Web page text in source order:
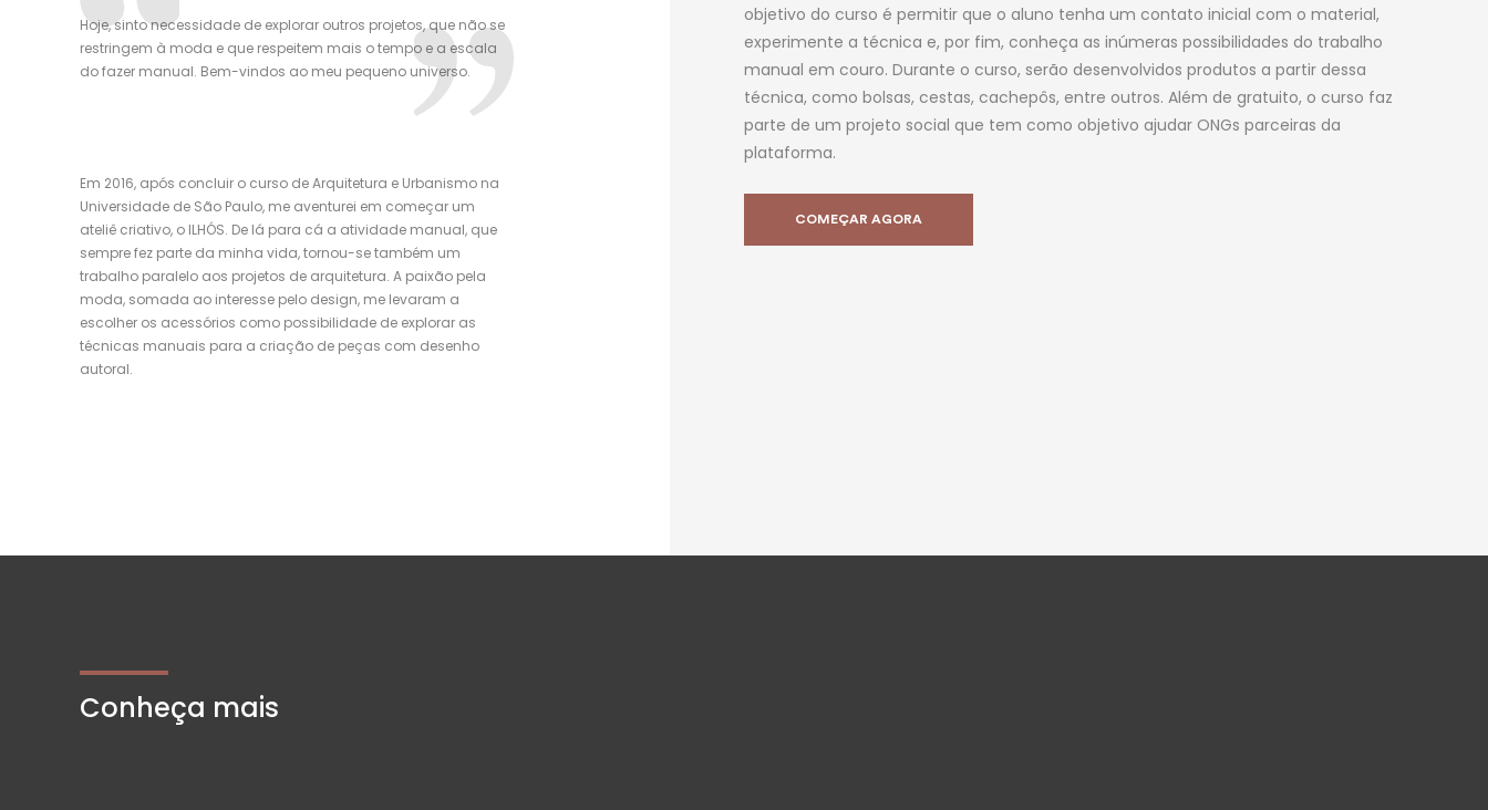
Hoje, sinto necessidade de explorar outros projetos, que não se
restringem à moda e que respeitem mais o tempo e a escala
do fazer manual. Bem-vindos ao meu pequeno universo.
Em 2016, após concluir o curso de Arquitetura e Urbanismo na
Universidade de São Paulo, me aventurei em começar um
ateliê criativo, o ILHÓS. De lá para cá a atividade manual, que
sempre fez parte da minha vida, tornou-se também um
trabalho paralelo aos projetos de arquitetura. A paixão pela
moda, somada ao interesse pelo design, me levaram a
escolher os acessórios como possibilidade de explorar as
técnicas manuais para a criação de peças com desenho
autoral.
objetivo do curso é permitir que o aluno tenha um contato inicial com o material,
experimente a técnica e, por fim, conheça as inúmeras possibilidades do trabalho
manual em couro. Durante o curso, serão desenvolvidos produtos a partir dessa
técnica, como bolsas, cestas, cachepôs, entre outros. Além de gratuito, o curso faz
parte de um projeto social que tem como objetivo ajudar ONGs parceiras da
plataforma.
COMEÇAR AGORA
Conheça mais